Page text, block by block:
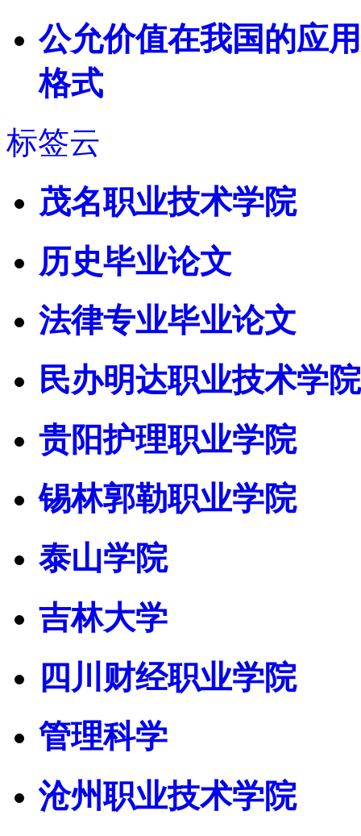
公允价值在我国的应
格式
标签云
茂名职业技术学院
历史毕业论文
法律专业毕业论文
民办明达职业技术学院
贵阳护理职业学院
锡林郭勒职业学院
泰山学院
吉林大学
四川财经职业学院
管理科学
沧州职业技术学院